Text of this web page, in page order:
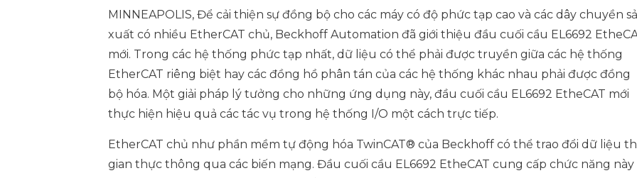
MINNEAPOLIS, Để cải thiện sự đồng bộ cho các máy có độ phức tạp cao và các dây chuyền
xuất có nhiều EtherCAT chủ, Beckhoff Automation đã giới thiệu đầu cuối cầu EL6692
mới. Trong các hệ thống phức tạp nhất, dữ liệu có thể phải được truyền giữa các hệ thống
EtherCAT riêng biệt hay các đồng hồ phân tán của các hệ thống khác nhau phải được đồng
bộ hóa. Một giải pháp lý tưởng cho những ứng dụng này, đầu cuối cầu EL6692 EtheCAT mới
thực hiện hiệu quả các tác vụ trong hệ thống I/O một cách trực tiếp.
EtherCAT chủ như phần mềm tự động hóa TwinCAT® của Beckhoff có thể trao đổi dữ liệu
gian thực thông qua các biến mạng. Đầu cuối cầu EL6692 EtheCAT cung cấp chức năng này